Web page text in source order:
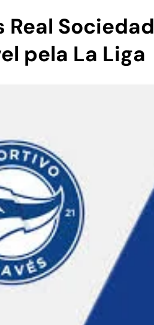
Real
pela La Liga